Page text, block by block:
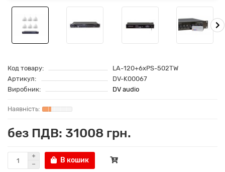
Код товару:
LA-120+6хPS-502TW
Артикул:
DV-K00067
Виробник:
DV audio
без ПДВ: 31008 грн.
В кошик